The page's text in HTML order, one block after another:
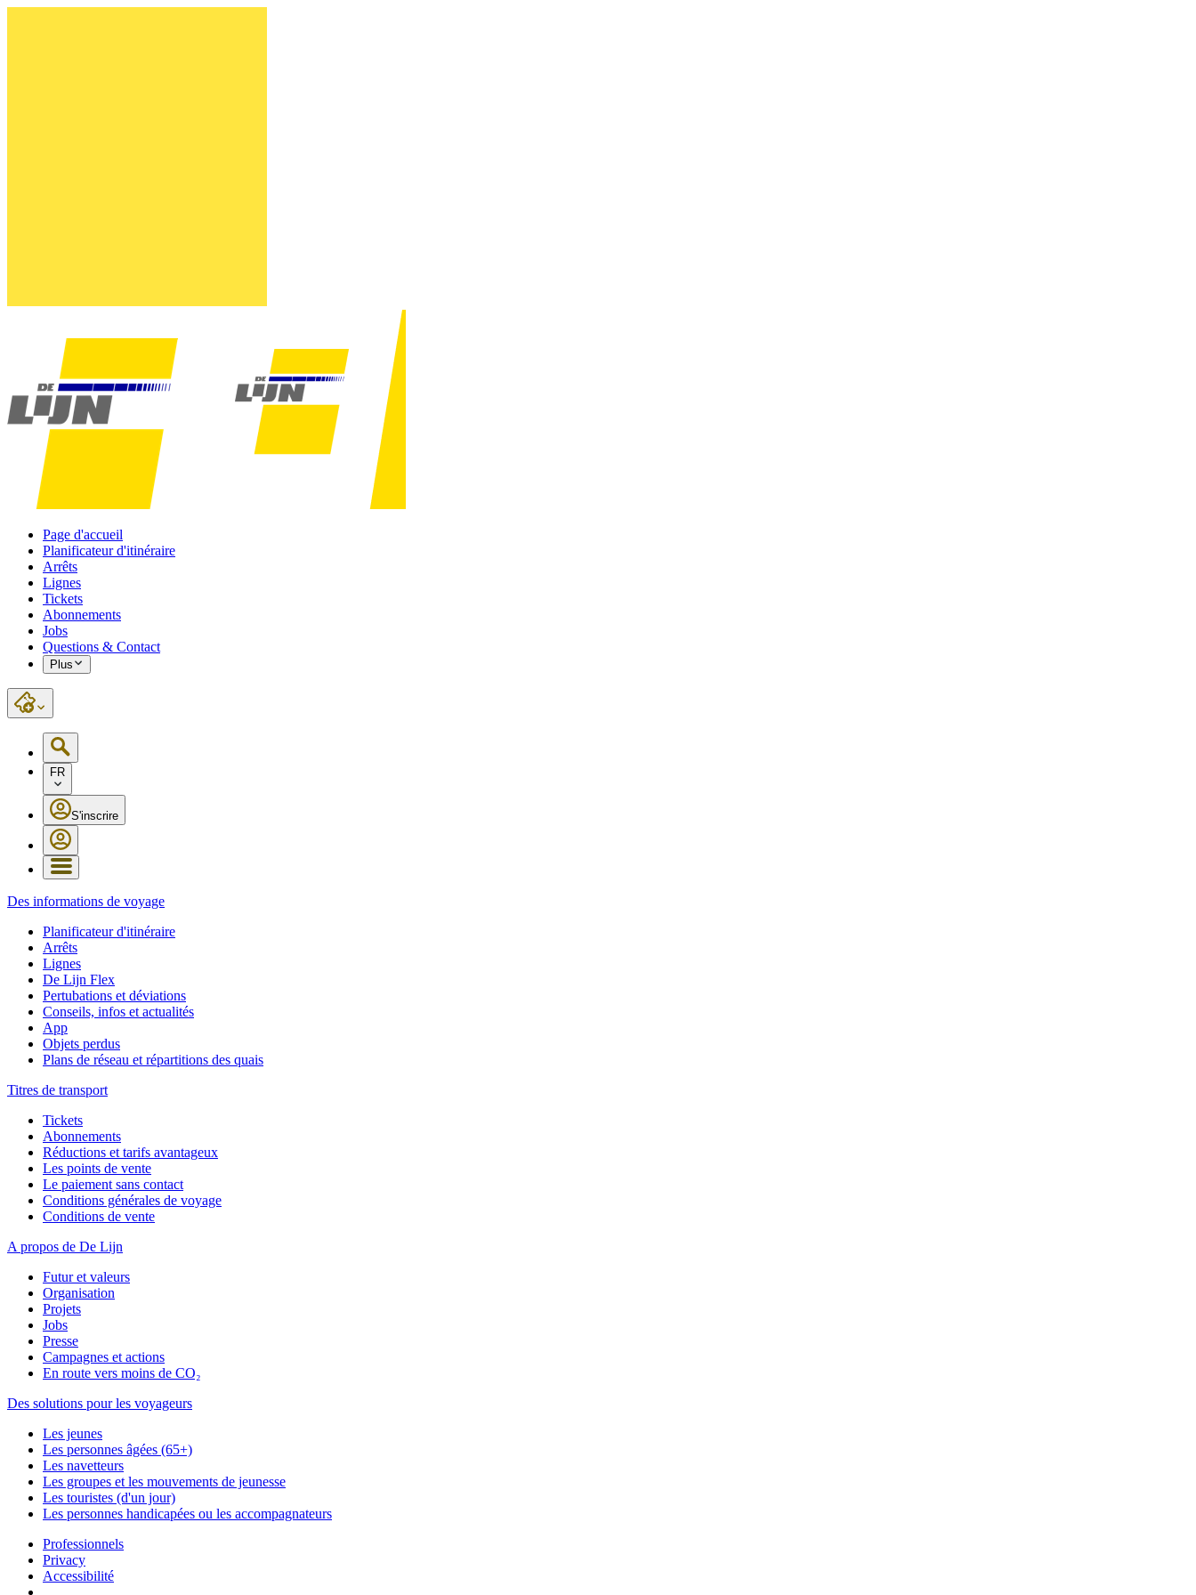
Page d'accueil
Planificateur d'itinéraire
Arrêts
Lignes
Tickets
Abonnements
Jobs
Questions & Contact
Plus
FR
S'inscrire
Des informations de voyage
Planificateur d'itinéraire
Arrêts
Lignes
De Lijn Flex
Pertubations et déviations
Conseils, infos et actualités
App
Objets perdus
Plans de réseau et répartitions des quais
Titres de transport
Tickets
Abonnements
Réductions et tarifs avantageux
Les points de vente
Le paiement sans contact
Conditions générales de voyage
Conditions de vente
A propos de De Lijn
Futur et valeurs
Organisation
Projets
Jobs
Presse
Campagnes et actions
En route vers moins de CO₂
Des solutions pour les voyageurs
Les jeunes
Les personnes âgées (65+)
Les navetteurs
Les groupes et les mouvements de jeunesse
Les touristes (d'un jour)
Les personnes handicapées ou les accompagnateurs
Professionnels
Privacy
Accessibilité